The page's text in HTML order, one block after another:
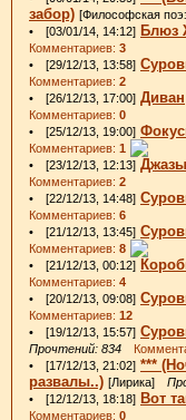
забор) [Философская
• [03/01/14, 14:12] Блюз
Комментариев: 3
• [29/12/13, 13:58]
Комментариев: 2
• [26/12/13, 17:00] Диван
Комментариев: 0
• [25/12/13, 19:00]
Комментариев: 1
• [23/12/13, 12:13]
Комментариев: 2
• [22/12/13, 14:48]
Комментариев: 6
• [21/12/13, 13:45]
Комментариев: 8
• [21/12/13, 00:12]
Комментариев: 4
• [20/12/13, 09:08]
Комментариев: 12
• [19/12/13, 15:57]
Прочтений: 834
• [17/12/13, 21:02] ***
развалы..) [Лирика]
• [12/12/13, 18:18] Вот
Комментариев: 0